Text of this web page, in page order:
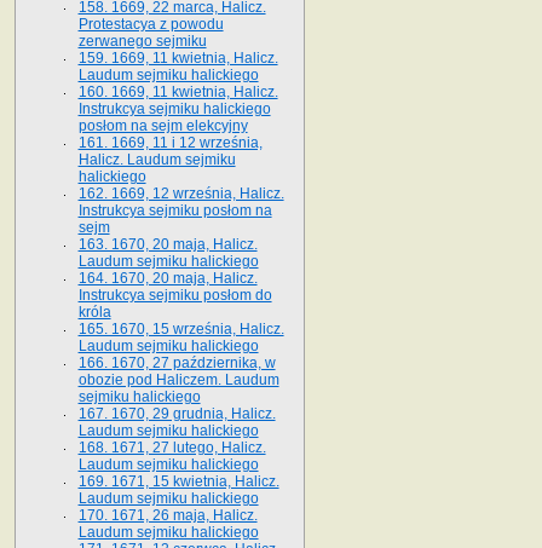
158. 1669, 22 marca, Halicz.
Protestacya z powodu
zerwanego sejmiku
159. 1669, 11 kwietnia, Halicz.
Laudum sejmiku halickiego
160. 1669, 11 kwietnia, Halicz.
Instrukcya sejmiku halickiego
posłom na sejm elekcyjny
161. 1669, 11 i 12 września,
Halicz. Laudum sejmiku
halickiego
162. 1669, 12 września, Halicz.
Instrukcya sejmiku posłom na
sejm
163. 1670, 20 maja, Halicz.
Laudum sejmiku halickiego
164. 1670, 20 maja, Halicz.
Instrukcya sejmiku posłom do
króla
165. 1670, 15 września, Halicz.
Laudum sejmiku halickiego
166. 1670, 27 października, w
obozie pod Haliczem. Laudum
sejmiku halickiego
167. 1670, 29 grudnia, Halicz.
Laudum sejmiku halickiego
168. 1671, 27 lutego, Halicz.
Laudum sejmiku halickiego
169. 1671, 15 kwietnia, Halicz.
Laudum sejmiku halickiego
170. 1671, 26 maja, Halicz.
Laudum sejmiku halickiego